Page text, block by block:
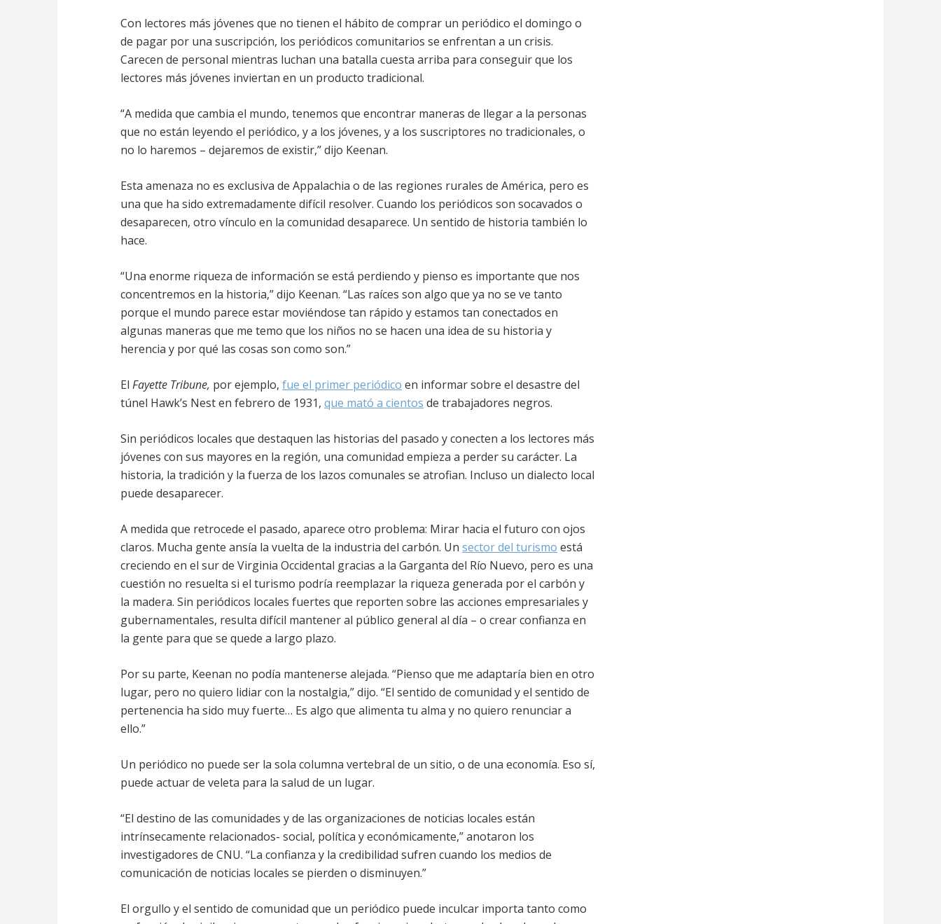
Con lectores más jóvenes que no tienen el hábito de comprar un periódico el domingo o
de pagar por una suscripción, los periódicos comunitarios se enfrentan a un crisis.
Carecen de personal mientras luchan una batalla cuesta arriba para conseguir que los
lectores más jóvenes inviertan en un producto tradicional.
“A medida que cambia el mundo, tenemos que encontrar maneras de llegar a la personas
que no están leyendo el periódico, y a los jóvenes, y a los suscriptores no tradicionales, o
no lo haremos – dejaremos de existir,” dijo Keenan.
Esta amenaza no es exclusiva de Appalachia o de las regiones rurales de América, pero es
una que ha sido extremadamente difícil resolver. Cuando los periódicos son socavados o
desaparecen, otro vínculo en la comunidad desaparece. Un sentido de historia también lo
hace.
“Una enorme riqueza de información se está perdiendo y pienso es importante que nos
concentremos en la historia,” dijo Keenan. “Las raíces son algo que ya no se ve tanto
porque el mundo parece estar moviéndose tan rápido y estamos tan conectados en
algunas maneras que me temo que los niños no se hacen una idea de su historia y
herencia y por qué las cosas son como son.”
El Fayette Tribune, por ejemplo, fue el primer periódico en informar sobre el desastre del
túnel Hawk’s Nest en febrero de 1931, que mató a cientos de trabajadores negros.
Sin periódicos locales que destaquen las historias del pasado y conecten a los lectores más
jóvenes con sus mayores en la región, una comunidad empieza a perder su carácter. La
historia, la tradición y la fuerza de los lazos comunales se atrofian. Incluso un dialecto local
puede desaparecer.
A medida que retrocede el pasado, aparece otro problema: Mirar hacia el futuro con ojos
claros. Mucha gente ansía la vuelta de la industria del carbón. Un sector del turismo está
creciendo en el sur de Virginia Occidental gracias a la Garganta del Río Nuevo, pero es una
cuestión no resuelta si el turismo podría reemplazar la riqueza generada por el carbón y
la madera. Sin periódicos locales fuertes que reporten sobre las acciones empresariales y
gubernamentales, resulta difícil mantener al público general al día – o crear confianza en
la gente para que se quede a largo plazo.
Por su parte, Keenan no podía mantenerse alejada. “Pienso que me adaptaría bien en otro
lugar, pero no quiero lidiar con la nostalgia,” dijo. “El sentido de comunidad y el sentido de
pertenencia ha sido muy fuerte… Es algo que alimenta tu alma y no quiero renunciar a
ello.”
Un periódico no puede ser la sola columna vertebral de un sitio, o de una economía. Eso sí,
puede actuar de veleta para la salud de un lugar.
“El destino de las comunidades y de las organizaciones de noticias locales están
intrínsecamente relacionados- social, política y económicamente,” anotaron los
investigadores de CNU. “La confianza y la credibilidad sufren cuando los medios de
comunicación de noticias locales se pierden o disminuyen.”
El orgullo y el sentido de comunidad que un periódico puede inculcar importa tanto como